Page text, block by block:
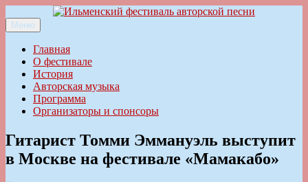
к
содержимому
Ильменский фестиваль авторской песни
Меню
Главная
О фестивале
История
Авторская музыка
Программа
Организаторы и спонсоры
Гитарист Томми Эммануэль выступит
в Москве на фестивале «Мамакабо»